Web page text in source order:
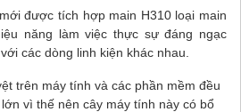
được tích hợp main H310 loại main
năng làm việc thực sự đáng ngạc
các dòng linh kiện khác nhau.
trên máy tính và các phần mềm đều
vì thế nên cây máy tính này có bổ